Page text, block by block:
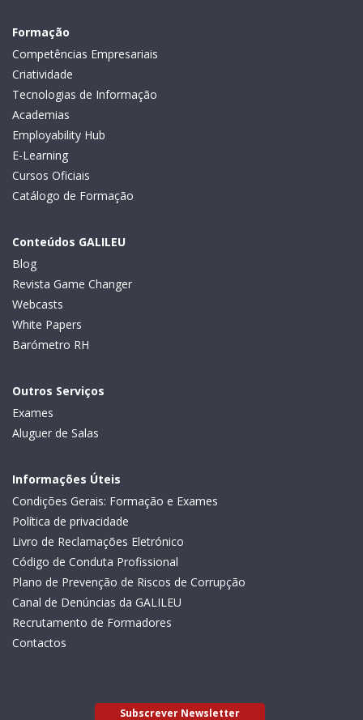
Formação
Competências Empresariais
Criatividade
Tecnologias de Informação
Academias
Employability Hub
E-Learning
Cursos Oficiais
Catálogo de Formação
Conteúdos GALILEU
Blog
Revista Game Changer
Webcasts
White Papers
Barómetro RH
Outros Serviços
Exames
Aluguer de Salas
Informações Úteis
Condições Gerais: Formação e Exames
Política de privacidade
Livro de Reclamações Eletrónico
Código de Conduta Profissional
Plano de Prevenção de Riscos de Corrupção
Canal de Denúncias da GALILEU
Recrutamento de Formadores
Contactos
Subscrever Newsletter